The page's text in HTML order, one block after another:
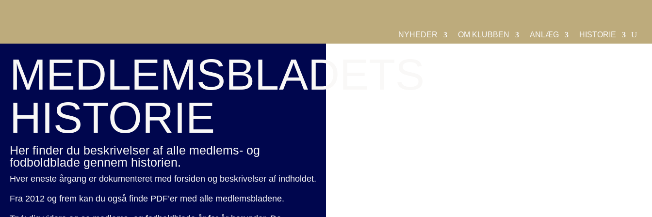
NYHEDER
OM KLUBBEN ANLÆG HISTORIE
MEDLEMSBLADETS
HISTORIE
Her finder du beskrivelser af alle medlems- og
fodboldblade gennem historien.
Hver eneste årgang er dokumenteret med forsiden og beskrivelser af indholdet.
Fra 2012 og frem kan du også finde PDF’er med alle medlemsbladene.